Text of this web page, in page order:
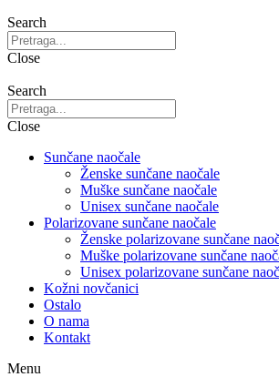
Search
Close
Search
Close
Sunčane naočale
Ženske sunčane naočale
Muške sunčane naočale
Unisex sunčane naočale
Polarizovane sunčane naočale
Ženske polarizovane sunčane
Muške polarizovane sunčane
Unisex polarizovane sunčane
Kožni novčanici
Ostalo
O nama
Kontakt
Menu